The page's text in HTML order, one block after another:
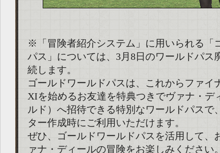
※「冒険者紹介システム」に用いられる「
パス」については、3月8日のワールドパス
続します。
ゴールドワールドパスは、これからファイ
XIを始めるお友達を特典つきでヴァナ・デ
ルド）へ招待できる特別なワールドパスで
ター作成時にご利用いただけます。
ぜひ、ゴールドワールドパスを活用して、
ァナ・ディールの冒険をお楽しみください